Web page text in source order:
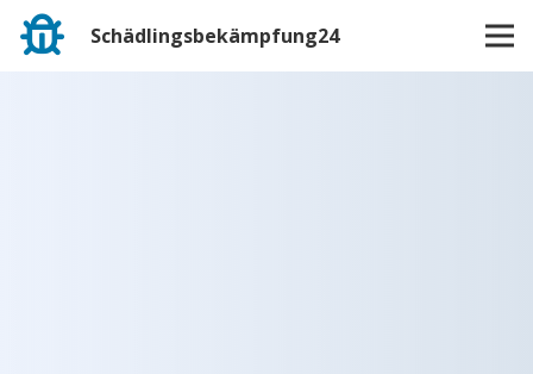
Schädlingsbekämpfung24